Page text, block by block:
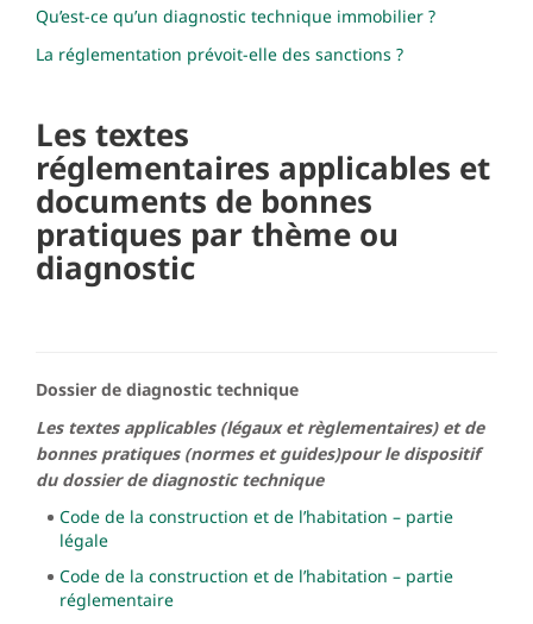
Qu’est-ce qu’un diagnostic technique immobilier ?
La réglementation prévoit-elle des sanctions ?
Les textes
réglementaires applicables et
documents de bonnes
pratiques par thème ou
diagnostic
Dossier de diagnostic technique
Les textes applicables (légaux et règlementaires) et de
bonnes pratiques (normes et guides)pour le dispositif
du dossier de diagnostic technique
Code de la construction et de l’habitation – partie
légale
Code de la construction et de l’habitation – partie
réglementaire